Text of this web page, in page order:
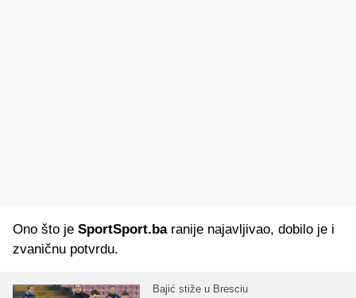
Ono što je SportSport.baranije najavljivao, dobilo je i
zvaničnu potvrdu.
Bajić stiže u Bresciu